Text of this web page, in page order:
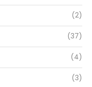
(2)
(37)
(4)
(3)